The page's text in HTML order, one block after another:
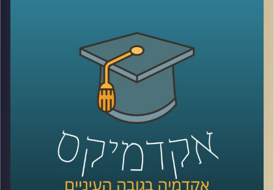
וראש מכון הפניקס לחקר שוק ההון.
נדבר על Dr. IFRS ככלי שמתרגם תקנים לתשובות מהירות
ומדויקות, על האופן שבו ה-AI משנה את תפקידי רואי החשבון
ומנהלי הכספים. נצלול למטרות המכון החדש, מחקר יישומי
שמחבר אקדמיה ושוק ההון, פיתוח סטנדרטים לבקרה על
מודלים, והכשרת דור מקצועי שמבין נתונים וטכנולוגיה. נשאל
איך סטודנטים צריכים להתכונן כבר עכשיו, ואיך שוק העבודה
יתאים את ההכשרות, הגיוס והקריירה לעידן החדש.
קרדיט תמונות:AudioVersity